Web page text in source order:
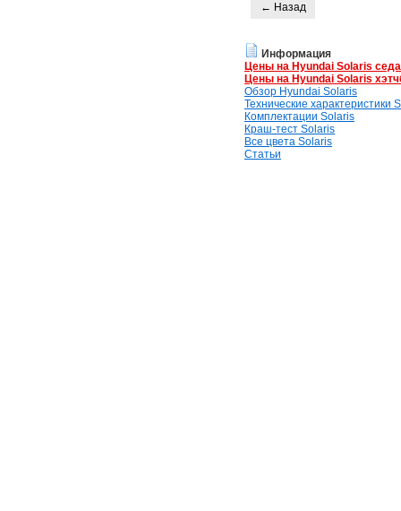
← Назад
Информация
Цены на Hyundai Solaris
Цены на Hyundai Solaris
Обзор Hyundai Solaris
Технические характеристики
Комплектации Solaris
Краш-тест Solaris
Все цвета Solaris
Статьи